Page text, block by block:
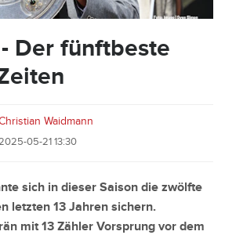
Der fünftbeste
Waidmann
05-21 13:30
sich in dieser Saison die zwölfte
letzten 13 Jahren sichern.
mit 13 Zähler Vorsprung vor dem